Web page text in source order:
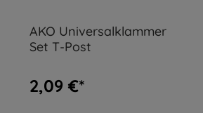
AKO Universalklammer
Set T-Post
2,09 €*